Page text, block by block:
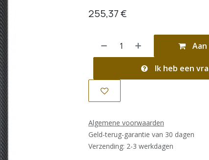
255,37€
Ik heb een
Algemene voorwaarden
Geld-terug-garantie van 30 dagen
Verzending: 2-3 werkdagen